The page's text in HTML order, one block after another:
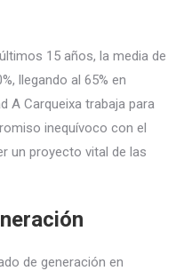
15 años, la media de
llegando al 65% en
A Carqueixa trabaja para
inequívoco con el
un proyecto vital de las
de generación en